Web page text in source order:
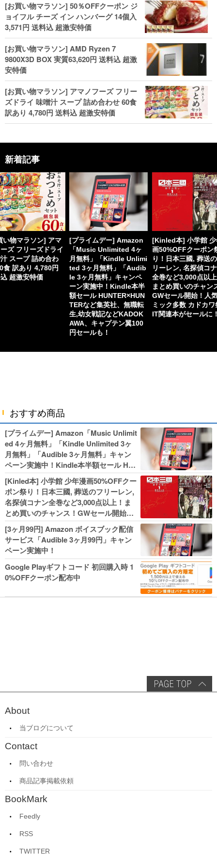
[お買い物マラソン] 50％OFFクーポン ジ
ョイフル チーズ イン ハンバーグ 14個入
3,571円 送料込 超激安特価
[お買い物マラソン] AMD Ryzen 7
9800X3D BOX 実質63,620円 送料込 超激
安特価
[お買い物マラソン] アマノフーズ フリー
ズドライ 味噌汁 スープ 詰め合わせ 60食
訳あり 4,780円 送料込 超激安特価
新着記事
[プライムデー] Amazon
「Music Unlimited 4ヶ
月無料」「Kindle Unlimi
ted 3ヶ月無料」「Audib
le 3ヶ月無料」キャンペ
ーン実施中！Kindle本半
額セール HUNTER×HUN
TERなど集英社、無職転
生,幼女戦記などKADOK
AWA、キャプテン翼100
円セールも！
[Kinled本] 小学館 少
画50%OFFクーポン
り！日本三國, 葬送
リーレン, 名探偵コ
全巻など3,000点以
まとめ買いのチャン
GWセール開始！人
ミック多数 カドカワ
IT関連本がセールに
い物マラソン] アマ
ズ フリーズドライ
スープ 詰め合わ
食 訳あり 4,780円
超激安特価
おすすめ商品
[プライムデー] Amazon「Music Unlimit
ed 4ヶ月無料」「Kindle Unlimited 3ヶ
月無料」「Audible 3ヶ月無料」キャン
ペーン実施中！Kindle本半額セール HU
NTER×HUNTERなど集英社、無職転生,
幼女戦記などKADOKAWA、キャプテン
翼100円セールも！
[Kinled本] 小学館 少年漫画50%OFFクー
ポン祭り！日本三國, 葬送のフリーレン,
名探偵コナン全巻など3,000点以上！ま
とめ買いのチャンス！GWセール開始！
人気コミック多数 カドカワ祭やIT関連本
がセールに！
[3ヶ月99円] Amazon ボイスブック配信
サービス「Audible 3ヶ月99円」キャン
ペーン実施中！
Google Playギフトコード 初回購入時 1
0%OFFクーポン配布中
About
当ブログについて
Contact
問い合わせ
商品記事掲載依頼
BookMark
Feedly
RSS
TWITTER